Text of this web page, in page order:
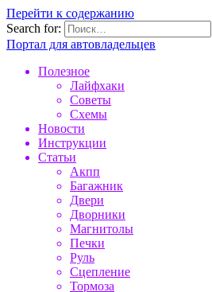
Перейти к содержанию
Search for:
Портал для автовладельцев
Полезное
Лайфхаки
Советы
Схемы
Новости
Инструкции
Статьи
Акпп
Багажник
Двери
Дворники
Магнитолы
Печки
Руль
Сцепление
Тормоза